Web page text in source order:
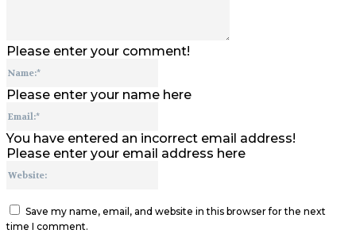
Please enter your comment!
Please enter your name here
You have entered an incorrect email address!
Please enter your email address here
Save my name, email, and website in this browser for the next
time I comment.